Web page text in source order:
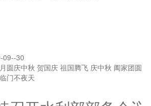
09--30
圆庆中秋 贺国庆 祖国腾飞 庆中秋 阖家团圆
门不夜天